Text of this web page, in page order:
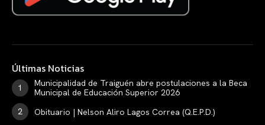
Últimas Noticias
Municipalidad de Traiguén abre postulaciones a la Beca
Municipal de Educación Superior 2026
Obituario | Nelson Aliro Lagos Correa (Q.E.P.D.)